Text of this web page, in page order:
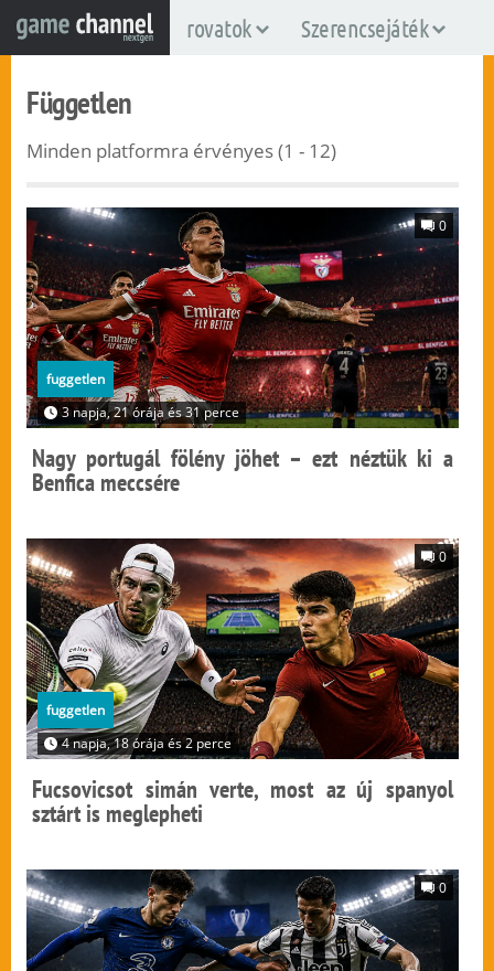
rovatok Szerencsejáték
Független
Minden platformra érvényes (1 - 12)
0
fuggetlen
3 napja, 21 órája és 31 perce
Nagy portugál fölény jöhet – ezt néztük ki a
Benfica meccsére
0
fuggetlen
4 napja, 18 órája és 2 perce
Fucsovicsot simán verte, most az új spanyol
sztárt is meglepheti
0